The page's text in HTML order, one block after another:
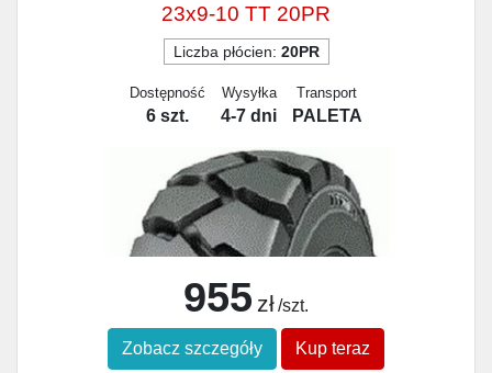
23x9-10 TT 20PR
Liczba płócien: 20PR
Dostępność
6 szt.
Wysyłka
4-7 dni
Transport
PALETA
955 zł /szt.
Zobacz szczegóły Kup teraz